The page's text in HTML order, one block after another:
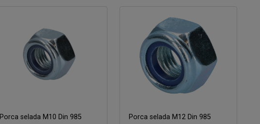
Porca selada M10 Din 985 Porca selada M12 Din 985